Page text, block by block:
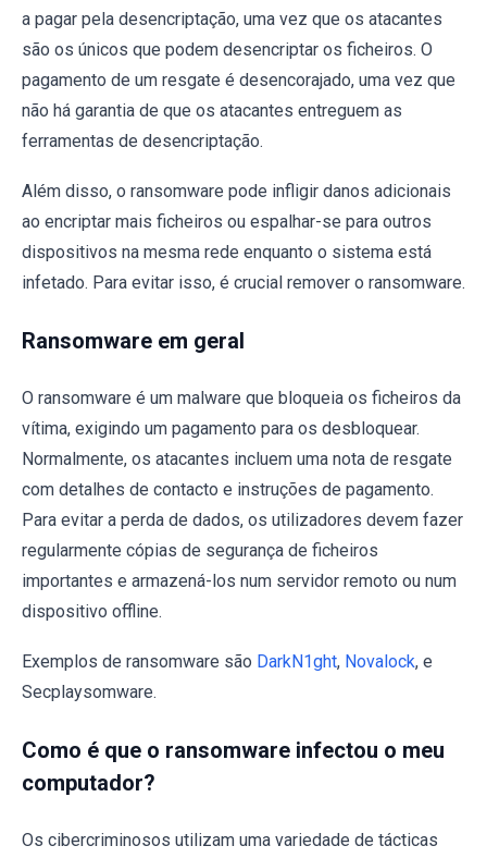
a pagar pela desencriptação, uma vez que os atacantes
são os únicos que podem desencriptar os ficheiros. O
pagamento de um resgate é desencorajado, uma vez que
não há garantia de que os atacantes entreguem as
ferramentas de desencriptação.
Além disso, o ransomware pode infligir danos adicionais
ao encriptar mais ficheiros ou espalhar-se para outros
dispositivos na mesma rede enquanto o sistema está
infetado. Para evitar isso, é crucial remover o ransomware.
Ransomware em geral
O ransomware é um malware que bloqueia os ficheiros da
vítima, exigindo um pagamento para os desbloquear.
Normalmente, os atacantes incluem uma nota de resgate
com detalhes de contacto e instruções de pagamento.
Para evitar a perda de dados, os utilizadores devem fazer
regularmente cópias de segurança de ficheiros
importantes e armazená-los num servidor remoto ou num
dispositivo offline.
Exemplos de ransomware são DarkN1ght, Novalock, e
Secplaysomware.
Como é que o ransomware infectou o meu
computador?
Os cibercriminosos utilizam uma variedade de tácticas